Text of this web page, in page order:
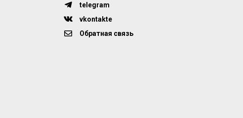
telegram
vkontakte
Обратная связь